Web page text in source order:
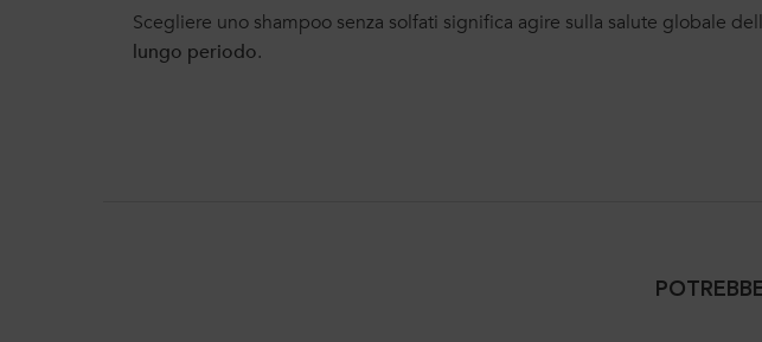
Scegliere uno shampoo senza solfati significa agire sulla salute globale
lungo periodo.